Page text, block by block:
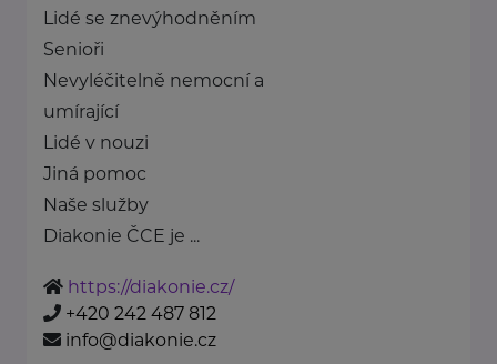
Lidé se znevýhodněním
Senioři
Nevyléčitelně nemocní a
umírající
Lidé v nouzi
Jiná pomoc
Naše služby
Diakonie ČCE je ...
https://diakonie.cz/
+420 242 487 812
info@diakonie.cz